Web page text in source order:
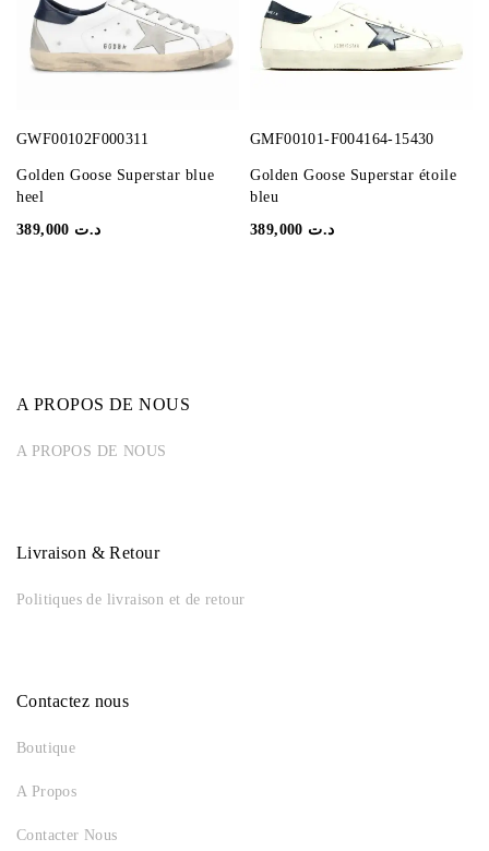
GWF00102F000311
Golden Goose Superstar blue
heel
د.ت
GMF00101-F004164-15430
Golden Goose Superstar étoile
bleu
د.ت
Contactez nous
Boutique
A Propos
Contacter Nous
Livraison & Retour
Politiques de livraison et de retour
A PROPOS DE NOUS
A PROPOS DE NOUS